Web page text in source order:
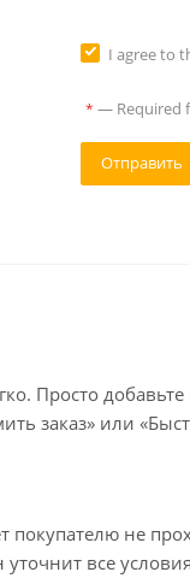
I agree to
* — Required
Просто
заказ» или
покупателю не
все